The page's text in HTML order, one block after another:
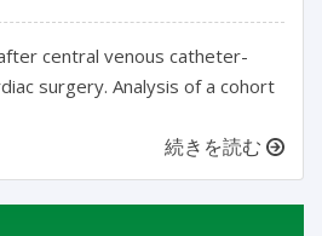
central venous catheter-
surgery. Analysis of a cohort
続きを読む